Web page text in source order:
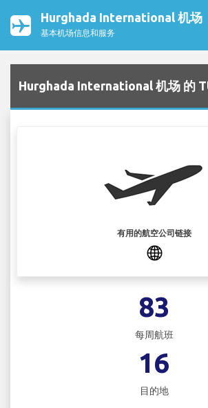
Hurghada International 机场
基本机场信息和服务
Hurghada International 机场 的
有用的航空公司链接
83
每周航班
16
目的地